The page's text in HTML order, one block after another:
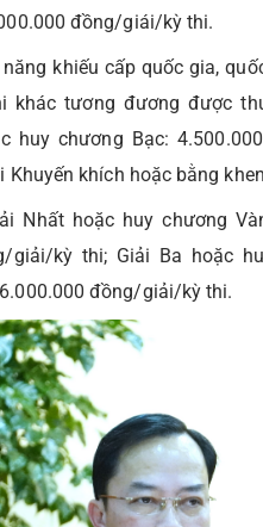
đồng/giái/kỳ thi.
khiếu cấp quốc gia,
khác tương đương được
huy chương Bạc:
khích hoặc bằng
Nhất hoặc huy chương
giải/kỳ thi; Giải Ba hoặc
đồng/giải/kỳ thi.